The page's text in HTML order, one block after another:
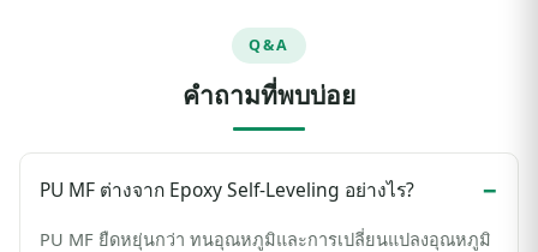
Q&A
คำถามที่พบบ่อย
PU MF ต่างจาก Epoxy Self-Leveling อย่างไร?
PU MF ยืดหยุ่นกว่า ทนอุณหภูมิและการเปลี่ยนแปลงอุณหภูมิ